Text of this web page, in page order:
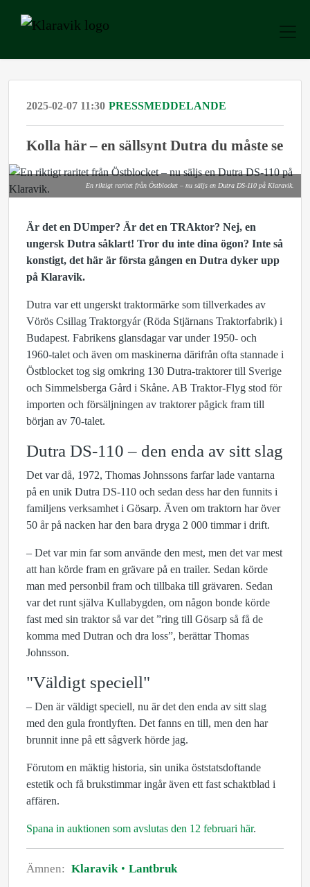
2025-02-07 11:30 PRESSMEDDELANDE
Kolla här – en sällsynt Dutra du måste se
En riktigt raritet från Östblocket – nu säljs en Dutra DS-110 på Klaravik.
Är det en DUmper? Är det en TRAktor? Nej, en
ungersk Dutra såklart! Tror du inte dina ögon? Inte så
konstigt, det här är första gången en Dutra dyker upp
på Klaravik.
Dutra var ett ungerskt traktormärke som tillverkades av
Vörös Csillag Traktorgyár (Röda Stjärnans Traktorfabrik) i
Budapest. Fabrikens glansdagar var under 1950- och
1960-talet och även om maskinerna därifrån ofta stannade i
Östblocket tog sig omkring 130 Dutra-traktorer till Sverige
och Simmelsberga Gård i Skåne. AB Traktor-Flyg stod för
importen och försäljningen av traktorer pågick fram till
början av 70-talet.
Dutra DS-110 – den enda av sitt slag
Det var då, 1972, Thomas Johnssons farfar lade vantarna
på en unik Dutra DS-110 och sedan dess har den funnits i
familjens verksamhet i Gösarp. Även om traktorn har över
50 år på nacken har den bara dryga 2 000 timmar i drift.
– Det var min far som använde den mest, men det var mest
att han körde fram en grävare på en trailer. Sedan körde
man med personbil fram och tillbaka till grävaren. Sedan
var det runt själva Kullabygden, om någon bonde körde
fast med sin traktor så var det ”ring till Gösarp så få de
komma med Dutran och dra loss”, berättar Thomas
Johnsson.
"Väldigt speciell"
– Den är väldigt speciell, nu är det den enda av sitt slag
med den gula frontlyften. Det fanns en till, men den har
brunnit inne på ett sågverk hörde jag.
Förutom en mäktig historia, sin unika öststatsdoftande
estetik och få brukstimmar ingår även ett fast schaktblad i
affären.
Spana in auktionen som avslutas den 12 februari här.
Ämnen: Klaravik Lantbruk